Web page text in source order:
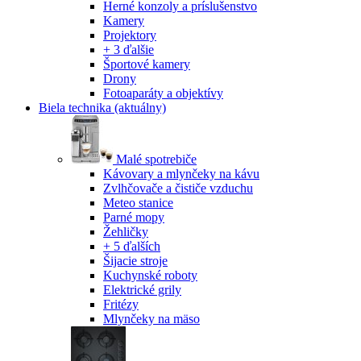
Herné konzoly a príslušenstvo
Kamery
Projektory
+ 3 ďalšie
Športové kamery
Drony
Fotoaparáty a objektívy
Biela technika (aktuálny)
Malé spotrebiče
Kávovary a mlynčeky na kávu
Zvlhčovače a čističe vzduchu
Meteo stanice
Parné mopy
Žehličky
+ 5 ďalších
Šijacie stroje
Kuchynské roboty
Elektrické grily
Fritézy
Mlynčeky na mäso